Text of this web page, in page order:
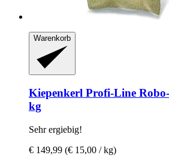
Warenkorb
Kiepenkerl Profi-​Line
kg
Sehr ergiebig!
€ 149,99 (€ 15,00 / kg)